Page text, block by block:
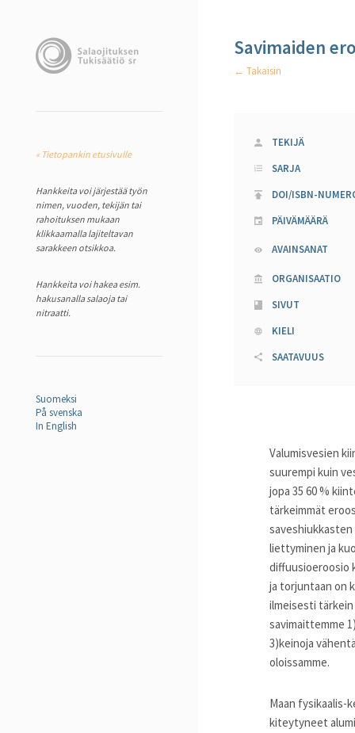
« Tietopankin etusivulle
Hankkeita voi järjestää työn
nimen, vuoden, tekijän tai
rahoituksen mukaan
klikkaamalla lajiteltavan
sarakkeen otsikkoa.
Hankkeita voi hakea esim.
hakusanalla salaoja tai
nitraatti.
Suomeksi
På svenska
In English
Savimaiden
← Takaisin
TEKIJÄ
SARJA
DOI/ISBN-
PÄIVÄMÄÄRÄ
AVAINSANAT
ORGANISAATIO
SIVUT
KIELI
SAATAVUUS
Valumisvesien
suurempi kuin
jopa 35 60 %
tärkeimmät
saveshiukkasten
liettyminen ja
diffuusioeroosio
ja torjuntaan on
ilmeisesti
savimaittemme
3)keinoja
oloissamme.
Maan fysikaalis-
kiteytyneet